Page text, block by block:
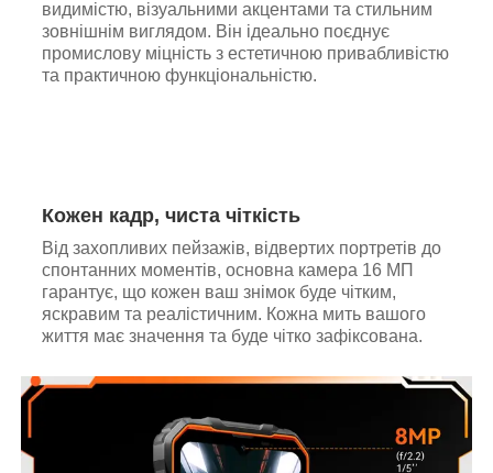
видимістю, візуальними акцентами та стильним
зовнішнім виглядом. Він ідеально поєднує
промислову міцність з естетичною привабливістю
та практичною функціональністю.
Кожен кадр, чиста чіткість
Від захопливих пейзажів, відвертих портретів до
спонтанних моментів, основна камера 16 МП
гарантує, що кожен ваш знімок буде чітким,
яскравим та реалістичним. Кожна мить вашого
життя має значення та буде чітко зафіксована.